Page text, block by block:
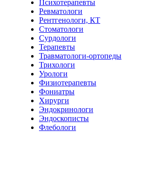
Психотерапевты
Ревматологи
Рентгенологи, КТ
Стоматологи
Сурдологи
Терапевты
Травматологи-ортопеды
Трихологи
Урологи
Физиотерапевты
Фониатры
Хирурги
Эндокринологи
Эндоскописты
Флебологи